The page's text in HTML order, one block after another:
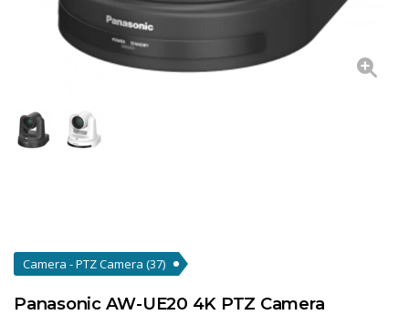
Camera - PTZ Camera (37)
Panasonic AW-UE20 4K PTZ Camera